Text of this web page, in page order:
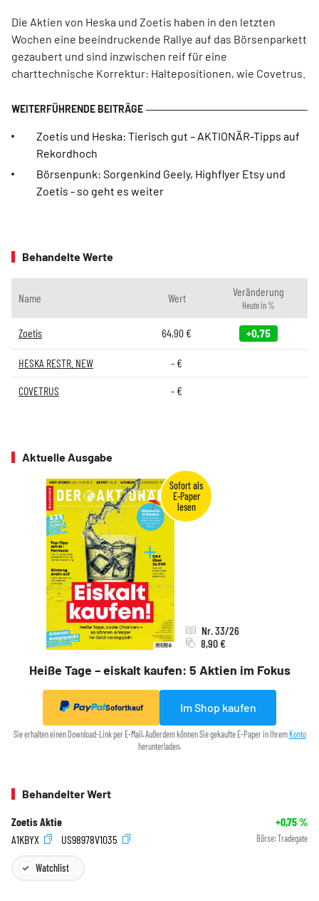
Die Aktien von Heska und Zoetis haben in den letzten
Wochen eine beeindruckende Rallye auf das Börsenparkett
gezaubert und sind inzwischen reif für eine
charttechnische Korrektur: Haltepositionen, wie Covetrus.
Zoetis und Heska: Tierisch gut – AKTIONÄR-Tipps auf
Rekordhoch
Börsenpunk: Sorgenkind Geely, Highflyer Etsy und
Zoetis - so geht es weiter
Behandelte Werte
Name Wert Veränderung
Heute in %
Zoetis 64,90 € +0,75
HESKA RESTR. NEW - €
COVETRUS - €
Aktuelle Ausgabe
Heiße Tage – eiskalt kaufen: 5 Aktien im Fokus
Nr. 33/26
8,90 €
Sofortkauf Im Shop kaufen
Sie erhalten einen Download-Link per E-Mail. Außerdem können Sie gekaufte E-Paper in IhremKonto
herunterladen.
Behandelter Wert
Zoetis Aktie +0,75%
A1KBYX
US98978V1035 Börse: Tradegate
Watchlist